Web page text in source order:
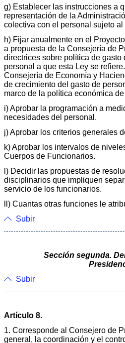
g) Establecer las instrucciones a
representación de la
colectiva con el personal sujeto
h) Fijar anualmente en el
a propuesta de la Consejería de
directrices sobre política de gasto
personal a que esta Ley se
Consejería de Economía y
de crecimiento del gasto de
marco de la política económica
i) Aprobar la programación a
necesidades del personal.
j) Aprobar los criterios generales
k) Aprobar los intervalos de
Cuerpos de Funcionarios.
l) Decidir las propuestas de
disciplinarios que impliquen
servicio de los funcionarios.
ll) Cuantas otras funciones le
Subir
Sección segunda.
Subir
Artículo 8.
1. Corresponde al Consejero de
general, la coordinación y el